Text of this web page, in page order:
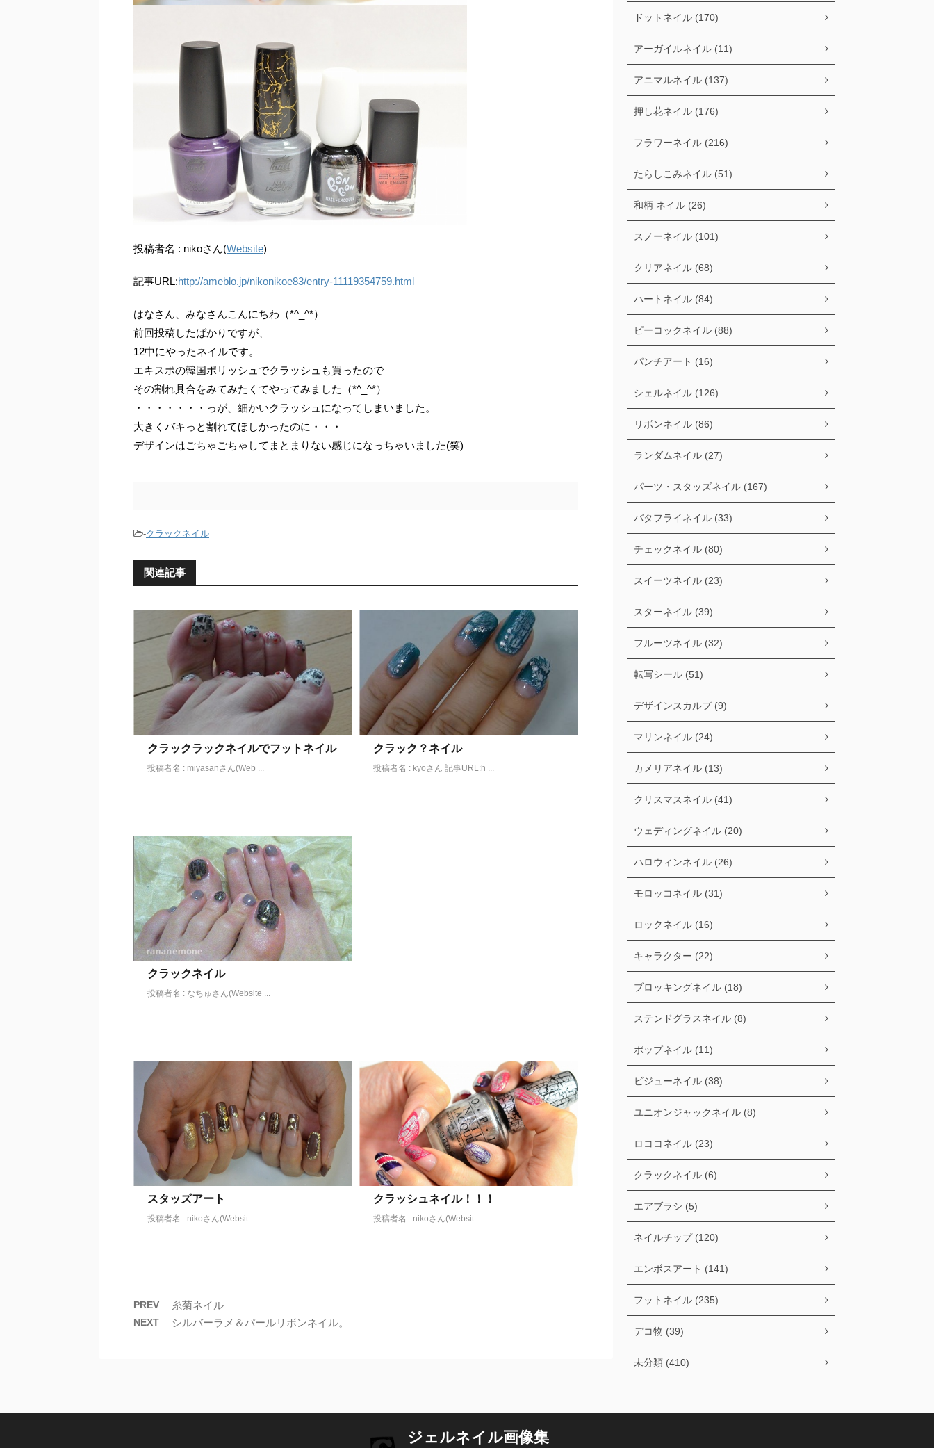
投稿者名 : nikoさん(Website)
記事URL:http://ameblo.jp/nikonikoe83/entry-11119354759.html
はなさん、みなさんこんにちわ（*^_^*）
前回投稿したばかりですが、
12中にやったネイルです。
エキスポの韓国ポリッシュでクラッシュも買ったので
その割れ具合をみてみたくてやってみました（*^_^*）
・・・・・・・っが、細かいクラッシュになってしまいました。
大きくバキっと割れてほしかったのに・・・
デザインはごちゃごちゃしてまとまりない感じになっちゃいました(笑)
-クラックネイル
関連記事
クラックラックネイルでフットネイル
投稿者名 : miyasanさん(Web ...
クラック？ネイル
投稿者名 : kyoさん 記事URL:h ...
クラックネイル
投稿者名 : なちゅさん(Website ...
スタッズアート
投稿者名 : nikoさん(Websit ...
クラッシュネイル！！！
投稿者名 : nikoさん(Websit ...
PREV 糸菊ネイル
NEXT シルバーラメ＆パールリボンネイル。
ドットネイル (170)
アーガイルネイル (11)
アニマルネイル (137)
押し花ネイル (176)
フラワーネイル (216)
たらしこみネイル (51)
和柄 ネイル (26)
スノーネイル (101)
クリアネイル (68)
ハートネイル (84)
ピーコックネイル (88)
パンチアート (16)
シェルネイル (126)
リボンネイル (86)
ランダムネイル (27)
パーツ・スタッズネイル (167)
バタフライネイル (33)
チェックネイル (80)
スイーツネイル (23)
スターネイル (39)
フルーツネイル (32)
転写シール (51)
デザインスカルプ (9)
マリンネイル (24)
カメリアネイル (13)
クリスマスネイル (41)
ウェディングネイル (20)
ハロウィンネイル (26)
モロッコネイル (31)
ロックネイル (16)
キャラクター (22)
ブロッキングネイル (18)
ステンドグラスネイル (8)
ポップネイル (11)
ビジューネイル (38)
ユニオンジャックネイル (8)
ロココネイル (23)
クラックネイル (6)
エアブラシ (5)
ネイルチップ (120)
エンボスアート (141)
フットネイル (235)
デコ物 (39)
未分類 (410)
ジェルネイル画像集